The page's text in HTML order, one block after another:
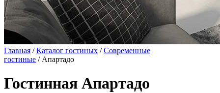
Главная /Каталог гостиных /Современные
гостиные / Апартадо
Гостинная Апартадо